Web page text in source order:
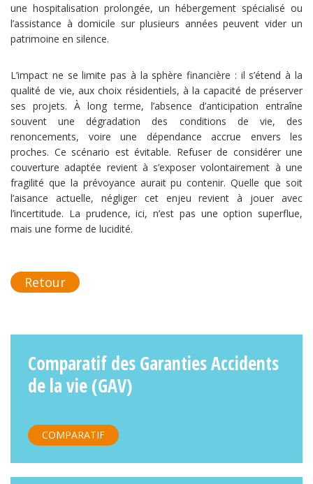
une hospitalisation prolongée, un hébergement spécialisé ou
l’assistance à domicile sur plusieurs années peuvent vider un
patrimoine en silence.
L’impact ne se limite pas à la sphère financière : il s’étend à la
qualité de vie, aux choix résidentiels, à la capacité de préserver
ses projets. À long terme, l’absence d’anticipation entraîne
souvent une dégradation des conditions de vie, des
renoncements, voire une dépendance accrue envers les
proches. Ce scénario est évitable. Refuser de considérer une
couverture adaptée revient à s’exposer volontairement à une
fragilité que la prévoyance aurait pu contenir. Quelle que soit
l’aisance actuelle, négliger cet enjeu revient à jouer avec
l’incertitude. La prudence, ici, n’est pas une option superflue,
mais une forme de lucidité.
Retour
Comparatif des Garanties Accidents
de la vie (GAV)
COMPARATIF